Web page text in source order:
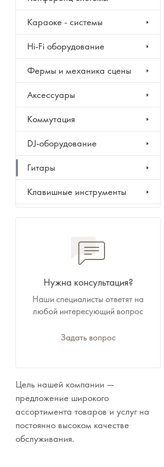
Караоке - системы
Hi-Fi оборудование
Фермы и механика сцены
Аксессуары
Коммутация
DJ-оборудование
Гитары
Клавишные инструменты
Ударные инструменты
Духовые инструменты
Классические инструменты
Народные инструменты
Баяны, аккордеоны,
Одежда
Нужна консультация?
Наши специалисты ответят на
любой интересующий вопрос
Задать вопрос
Цель нашей компании —
предложение широкого
ассортимента товаров и услуг на
постоянно высоком качестве
обслуживания.